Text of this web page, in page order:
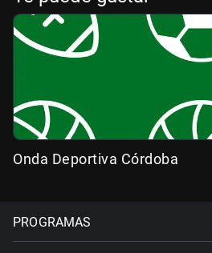
Onda Deportiva Córdoba
PROGRAMAS